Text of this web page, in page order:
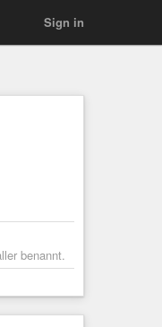
Sign in
benannt.